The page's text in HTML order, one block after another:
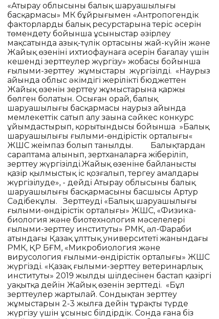
«Атырау облысының балық шаруашылығы
басқармасы» МК бұйрығымен «Антропогендік
факторлардың балық ресурстарына теріс әсерін
төмендету бойынша ұсыныстар әзірлеу
мақсатында азық-түлік ортасының жай-күйін және
Жайық өзенінің ихтиофаунаға әсерін бағалау үшін
кешенді зерттеулер жүргізу» жобасы бойынша
ғылыми-зерттеу жұмыстары жүргізілді. «Наурыз
айында облыс әкімдігі жерілікті бюджеттен
Жайық өзенін зерттеу жұмыстарына қаржы
бөлген болатын. Осыған орай, балық
шаруашылығы басқармасы наурыз айында
мемлекеттік сатып алу заңына сәйкес конкурс
ұйымдастырып, қорытындысы бойынша »Балық
шаруашылығы ғылыми-өндірістік орталығы«
ЖШС жеңімпаз болып танылды. Балықтардан
сараптама алынып, зертханаларға жіберіліп,
зерттеу жүргізілді.Жайық өзеніне байланысты
қазір қылмыстық іс қозғалып, тергеу амалдары
жүргізілуде», - дейді Атырау облысының балық
шаруашылығы басқармасының басшысы Артур
Сәдібекұлы. Зерттеуді «Балық шаруашылығы
ғылыми-өндірістік орталығы» ЖШС, «Физика-
биология және биотехнология мәселелері
ғылыми-зерттеу институты» РМК, әл-Фараби
атындағы Қазақ ұлттық университеті жанындағы
РМК, ҚР БҒМ, «Микробиология және
вирусология ғылыми-өндірістік орталығы» ЖШС
жүргізді. «Қазақ ғылыми-зерттеу ветеринарлық
институты» 2019 жылдың шілдесінен бастап қазіргі
уақытқа дейін Жайық өзенін зерттеді. «Бұл
зерттеулер жартылай. Сондықтан зерттеу
жұмыстарын 2-3 жылға дейін тұрақты түрде
жүргізу үшін ұсыныс білдірдік. Сонда ғана біз